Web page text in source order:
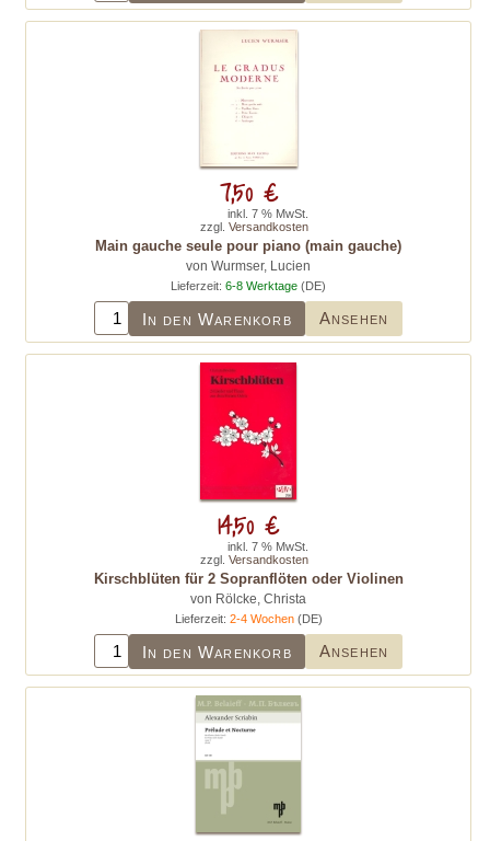
Main gauche seule pour piano (main gauche)
von Wurmser, Lucien
Lieferzeit: 6-8 Werktage(DE)
In den Warenkorb Ansehen
7,50 €
inkl. 7 % MwSt.
zzgl. Versandkosten
Kirschblüten für 2 Sopranflöten oder Violinen
von Rölcke, Christa
Lieferzeit: 2-4 Wochen(DE)
In den Warenkorb Ansehen
14,50 €
inkl. 7 % MwSt.
zzgl. Versandkosten